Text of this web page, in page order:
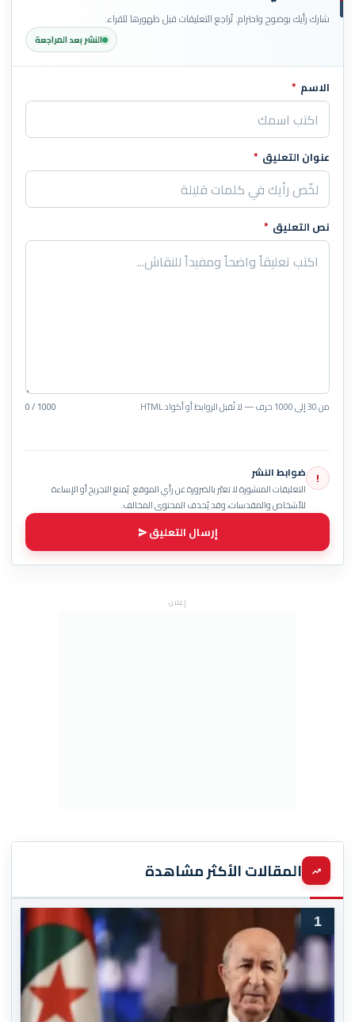
شارك رأيك بوضوح واحترام. تُراجع التعليقات قبل ظهورها للقراء.
النشر بعد المراجعة
اترك هذا الحقل فارغاً
الاسم *
عنوان التعليق *
نص التعليق *
من 30 إلى 1000 حرف — لا تُقبل الروابط أو أكواد HTML. 0 / 1000
! ضوابط النشر
التعليقات المنشورة لا تعبّر بالضرورة عن رأي الموقع. يُمنع التجريح أو الإساءة
للأشخاص والمقدسات، وقد يُحذف المحتوى المخالف.
إرسال التعليق
إعلان
المقالات الأكثر مشاهدة
1